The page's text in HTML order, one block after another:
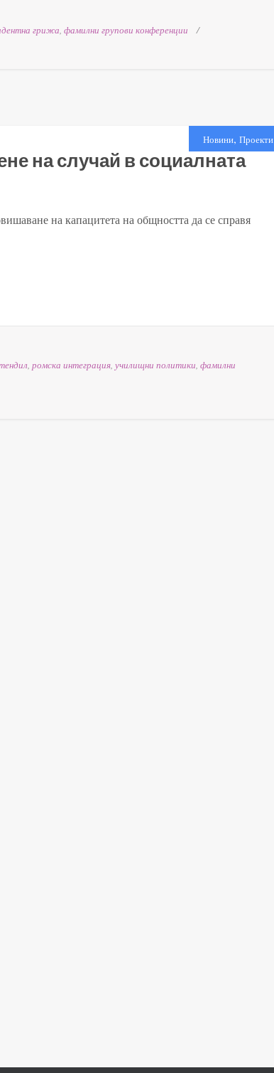
грижа, фамилни групови конференции
Новини, Проекти
на случай в социалната
на капацитета на общността да се справя
, ромска интеграция, училищни политики, фамилни